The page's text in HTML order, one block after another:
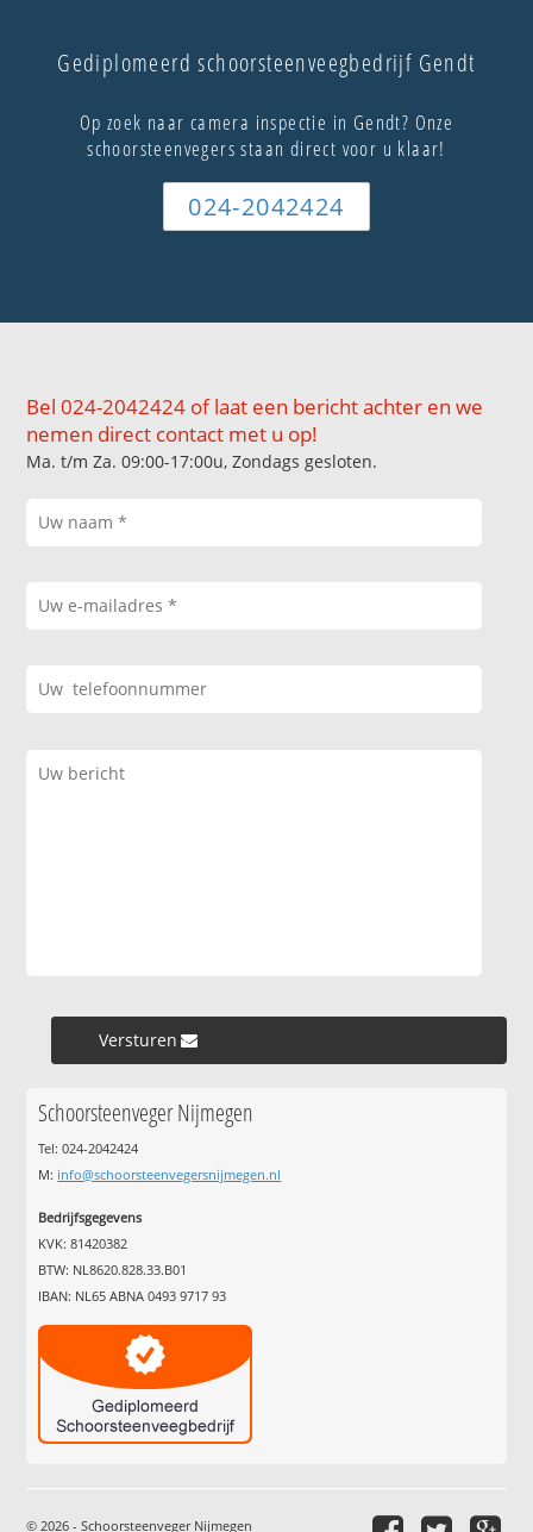
Gediplomeerd schoorsteenveegbedrijf Gendt
Op zoek naar camera inspectie in Gendt? Onze
schoorsteenvegers staan direct voor u klaar!
024-2042424
Bel 024-2042424 of laat een bericht achter en we
nemen direct contact met u op!
Ma. t/m Za. 09:00-17:00u, Zondags gesloten.
Versturen »
Schoorsteenveger Nijmegen
Tel: 024-2042424
M: info@schoorsteenvegersnijmegen.nl
Bedrijfsgegevens
KVK: 81420382
BTW: NL8620.828.33.B01
IBAN: NL65 ABNA 0493 9717 93
© 2026 - Schoorsteenveger Nijmegen